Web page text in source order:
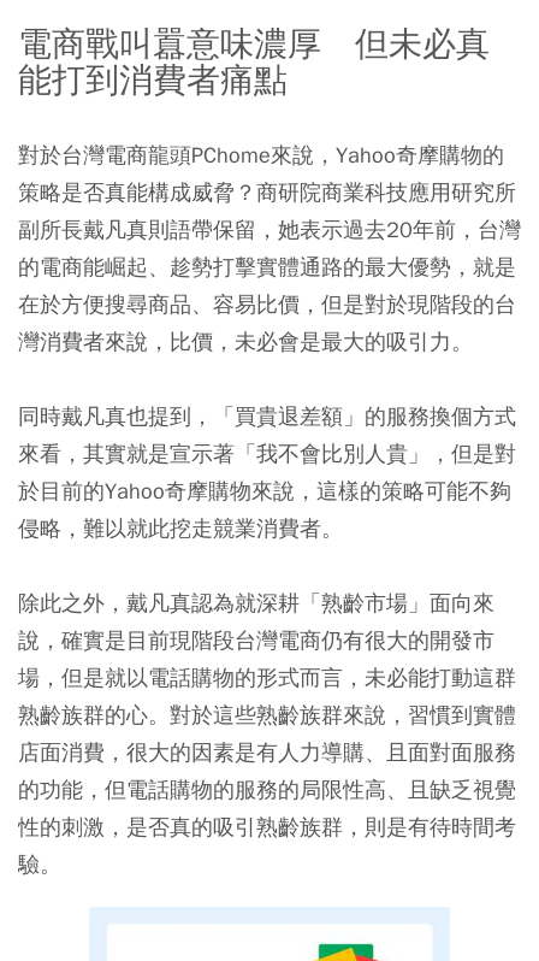
電商戰叫囂意味濃厚 但未必真
能打到消費者痛點
對於台灣電商龍頭PChome來說，Yahoo奇摩購物的
策略是否真能構成威脅？商研院商業科技應用研究所
副所長戴凡真則語帶保留，她表示過去20年前，台灣
的電商能崛起、趁勢打擊實體通路的最大優勢，就是
在於方便搜尋商品、容易比價，但是對於現階段的台
灣消費者來說，比價，未必會是最大的吸引力。
同時戴凡真也提到，「買貴退差額」的服務換個方式
來看，其實就是宣示著「我不會比別人貴」，但是對
於目前的Yahoo奇摩購物來說，這樣的策略可能不夠
侵略，難以就此挖走競業消費者。
除此之外，戴凡真認為就深耕「熟齡市場」面向來
說，確實是目前現階段台灣電商仍有很大的開發市
場，但是就以電話購物的形式而言，未必能打動這群
熟齡族群的心。對於這些熟齡族群來說，習慣到實體
店面消費，很大的因素是有人力導購、且面對面服務
的功能，但電話購物的服務的局限性高、且缺乏視覺
性的刺激，是否真的吸引熟齡族群，則是有待時間考
驗。